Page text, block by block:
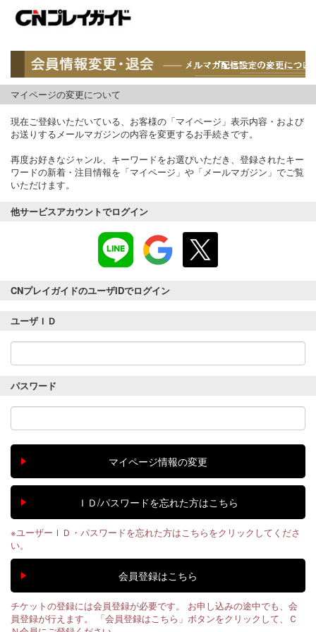
マイページの変更について
現在ご登録いただいている、お客様の「マイページ」表示内容・および
お送りするメールマガジンの内容を変更するお手続きです。
再度お好きなジャンル、キーワードをお選びいただき、登録されたキー
ワードの新着・注目情報を「マイページ」や「メールマガジン」でご覧
いただけます。
他サービスアカウントでログイン
CNプレイガイドのユーザIDでログイン
ユーザＩＤ
パスワード
※ユーザーＩＤ・パスワードを忘れた方はこちらをクリックしてくださ
い。
チケットの登録には会員登録が必要です。 お申し込みの途中でも、会
員登録が行えます。 「会員登録はこちら」ボタンをクリックして、Ｃ